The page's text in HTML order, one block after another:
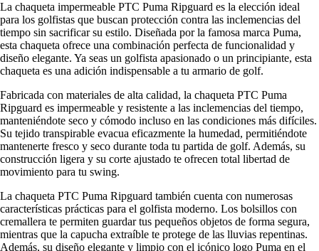
La chaqueta impermeable PTC Puma Ripguard es la elección ideal
para los golfistas que buscan protección contra las inclemencias del
tiempo sin sacrificar su estilo. Diseñada por la famosa marca Puma,
esta chaqueta ofrece una combinación perfecta de funcionalidad y
diseño elegante. Ya seas un golfista apasionado o un principiante, esta
chaqueta es una adición indispensable a tu armario de golf.
Fabricada con materiales de alta calidad, la chaqueta PTC Puma
Ripguard es impermeable y resistente a las inclemencias del tiempo,
manteniéndote seco y cómodo incluso en las condiciones más difíciles.
Su tejido transpirable evacua eficazmente la humedad, permitiéndote
mantenerte fresco y seco durante toda tu partida de golf. Además, su
construcción ligera y su corte ajustado te ofrecen total libertad de
movimiento para tu swing.
La chaqueta PTC Puma Ripguard también cuenta con numerosas
características prácticas para el golfista moderno. Los bolsillos con
cremallera te permiten guardar tus pequeños objetos de forma segura,
mientras que la capucha extraíble te protege de las lluvias repentinas.
Además, su diseño elegante y limpio con el icónico logo Puma en el